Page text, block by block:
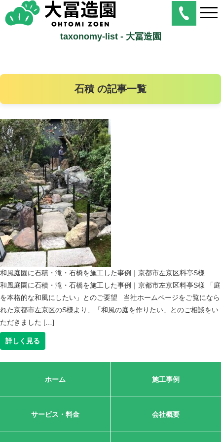
taxonomy-list - 大冨造園
石積 の記事一覧
和風庭園に石積・滝・石橋を施工した事例｜京都市左京区料亭S様
和風庭園に石積・滝・石橋を施工した事例｜京都市左京区料亭S様 「庭
を本格的な和風にしたい」とのご要望 当社ホームページをご覧になら
れた京都市左京区のS様より、「和風の庭を作りたい」とのご相談をい
ただきました […]
詳しく見る
ホーム 施工事例
サービス・料金 会社概要